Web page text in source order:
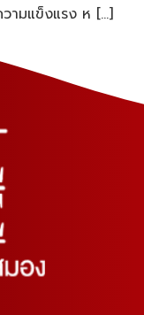
วามแข็งแรง ห […]